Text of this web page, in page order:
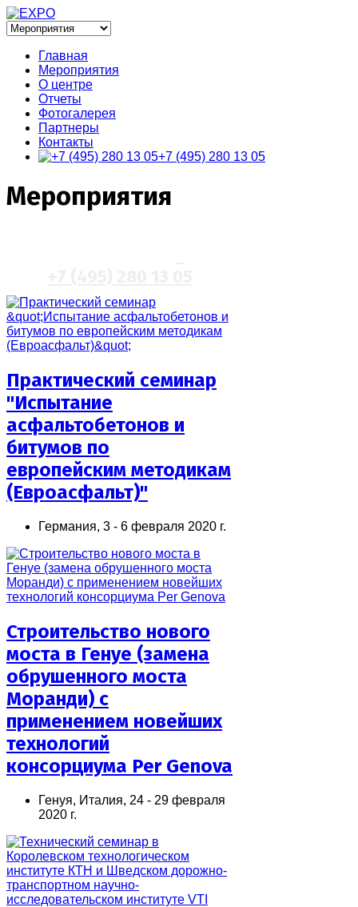
Главная
Мероприятия
О центре
Отчеты
Фотогалерея
Партнеры
Контакты
+7 (495) 280 13 05
Мероприятия
Практический семинар
"Испытание
асфальтобетонов и
битумов по
европейским методикам
(Евроасфальт)"
Германия, 3 - 6 февраля 2020 г.
Строительство нового
моста в Генуе (замена
обрушенного моста
Моранди) с
применением новейших
технологий
консорциума Per Genova
Генуя, Италия, 24 - 29 февраля
2020 г.